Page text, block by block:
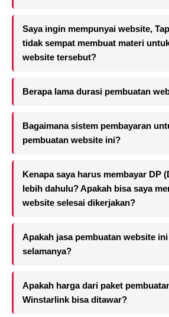
Saya ingin mempunyai website,
tidak sempat membuat materi
website tersebut?
Berapa lama durasi pembuatan
Bagaimana sistem pembayaran
pembuatan website ini?
Kenapa saya harus membayar DP
lebih dahulu? Apakah bisa saya
website selesai dikerjakan?
Apakah jasa pembuatan website
selamanya?
Apakah harga dari paket
Winstarlink bisa ditawar?